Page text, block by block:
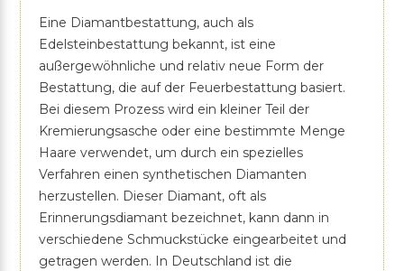
Eine Diamantbestattung, auch als
Edelsteinbestattung bekannt, ist eine
außergewöhnliche und relativ neue Form der
Bestattung, die auf der Feuerbestattung basiert.
Bei diesem Prozess wird ein kleiner Teil der
Kremierungsasche oder eine bestimmte Menge
Haare verwendet, um durch ein spezielles
Verfahren einen synthetischen Diamanten
herzustellen. Dieser Diamant, oft als
Erinnerungsdiamant bezeichnet, kann dann in
verschiedene Schmuckstücke eingearbeitet und
getragen werden. In Deutschland ist die